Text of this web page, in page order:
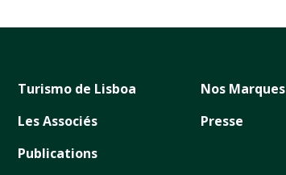
Turismo de Lisboa
Les Associés
Publications
Nos Marques
Presse